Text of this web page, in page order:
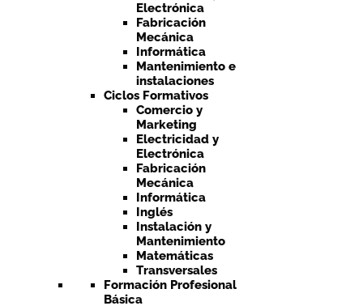
Electrónica
Fabricación
Mecánica
Informática
Mantenimiento e
instalaciones
Ciclos Formativos
Comercio y
Marketing
Electricidad y
Electrónica
Fabricación
Mecánica
Informática
Inglés
Instalación y
Mantenimiento
Matemáticas
Transversales
Formación Profesional
Básica